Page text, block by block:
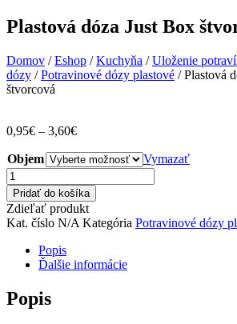
Plastová dóza Just Box
Domov /Eshop /Kuchyňa /Uloženie
dózy /Potravinové dózy plastové / Plastová
štvorcová
0,95€ – 3,60€Price
0,95€
through
3,60€
Objem
Vymazať
množstvo
Plastová
dóza
Just
Box
štvorcová
Pridať do košíka
Zdieľať produkt
Kat. číslo N/A Kategória Potravinové dózy
Popis
Ďalšie informácie
Popis